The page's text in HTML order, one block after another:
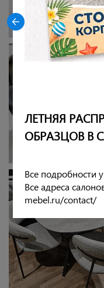
ЛЕТНЯЯ
ОБРАЗЦОВ В
Все подробности
Все адреса
mebel.ru/contact/